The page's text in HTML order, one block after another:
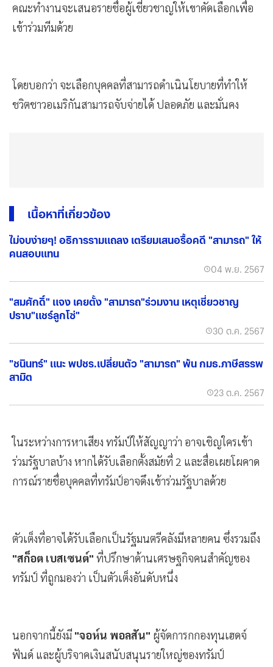
คณะทำงานจะเสนอรายชื่อผู้เชี่ยวชาญให้เขาคัดเลือกเพื่อ
เข้าร่วมทีมด้วย
โดยบอกว่า จะเลือกบุคคลที่สามารถดำเนินโยบายที่ทำให้
ชวิตชาวอเมริกันสามารถจับจ่ายได้ ปลอดภัย และมั่นคง
เนื้อหาที่เกี่ยวข้อง
ไม่จบง่ายๆ! อธิการรามเเถลง เตรียมเสนอรื้อคดี "สามารถ" ให้
คนสอบเเทน
04 พ.ย. 2567
"สมศักดิ์" แจง เคยตั้ง "สามารถ"ร่วมงาน เหตุเชี่ยวชาญ
ปราบ"แชร์ลูกโซ่"
30 ต.ค. 2567
"ชนินทร์" แนะ พปชร.เปลี่ยนตัว "สามารถ" พ้น กมธ.ภาษีสรรพ
สามิต
23 ต.ค. 2567
ในระหว่างการหาเสียง ทรัมป์ให้สัญญาว่า อาจเชิญใครเข้า
ร่วมรัฐบาลบ้าง หากได้รับเลือกตั้งสมัยที่ 2 และสื่อเผยโผคาด
การณ์รายชื่อบุคคลที่ทรัมป์อาจดึงเข้าร่วมรัฐบาลด้วย
ตัวเต็งที่อาจได้รับเลือกเป็นรัฐมนตรีคลังมีหลายคน ซึ่งรวมถึง
"สก็อต เบสเซนต์" ที่ปรึกษาด้านเศรษฐกิจคนสำคัญของ
ทรัมป์ ที่ถูกมองว่า เป็นตัวเต็งอันดับหนึ่ง
นอกจากนี้ยังมี "จอห์น พอลสัน" ผู้จัดการกกองทุนเฮดจ์
ฟันด์ และผู้บริจาคเงินสนับสนุนรายใหญ่ของทรัมป์